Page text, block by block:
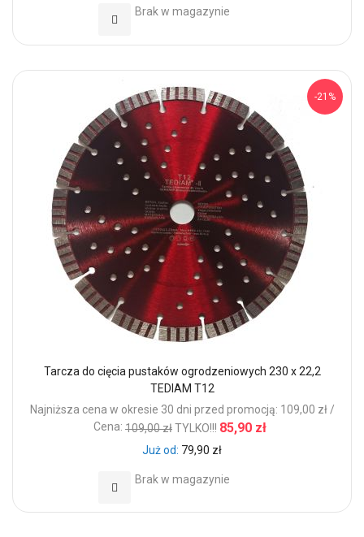
Brak w magazynie
Dodaj do Ulubionych
-21%
Tarcza do cięcia pustaków ogrodzeniowych 230 x 22,2
TEDIAM T12
Najniższa cena w okresie 30 dni przed promocją: 109,00 zł /
Cena: 109,00 złTYLKO!!! 85,90 zł
Już od 79,90 zł
Brak w magazynie
Dodaj do Ulubionych